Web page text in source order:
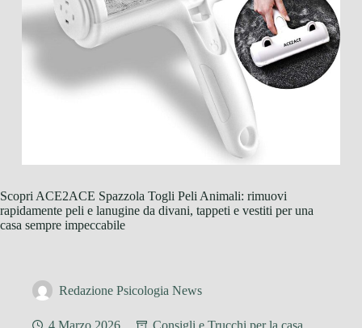
Scopri ACE2ACE Spazzola Togli Peli Animali: rimuovi
rapidamente peli e lanugine da divani, tappeti e vestiti per una
casa sempre impeccabile
Redazione Psicologia News
4 Marzo 2026 Consigli e Trucchi per la casa